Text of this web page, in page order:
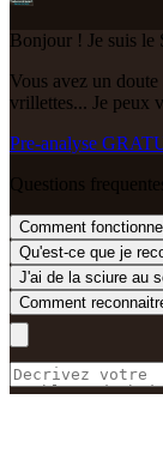
Bonjour ! Je suis le
Vous avez un
vrillettes... Je peux
Pre-analyse
Questions frequentes
Comment
Qu'est-ce que je
J'ai de la sciure au
Comment